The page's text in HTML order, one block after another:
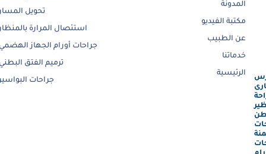
المدونة
مكتبة الفيديو
عن الطبيب
خدماتنا
الرئيسية
تحويل
استئصال المرارة
جراحات أورام الجهاز
ترميم الفتق
جراحات